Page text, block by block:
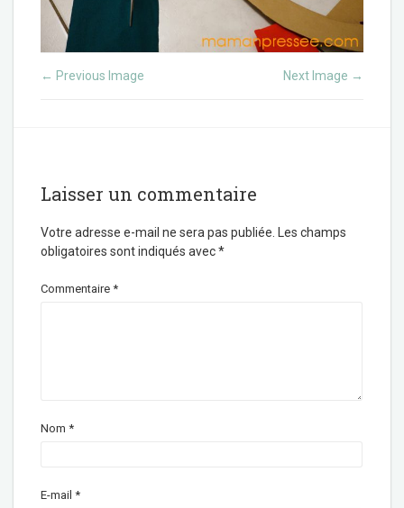
← Previous Image Next Image →
Laisser un commentaire
Votre adresse e-mail ne sera pas publiée.
Les champs
obligatoires sont indiqués avec*
Commentaire *
Nom *
E-mail *